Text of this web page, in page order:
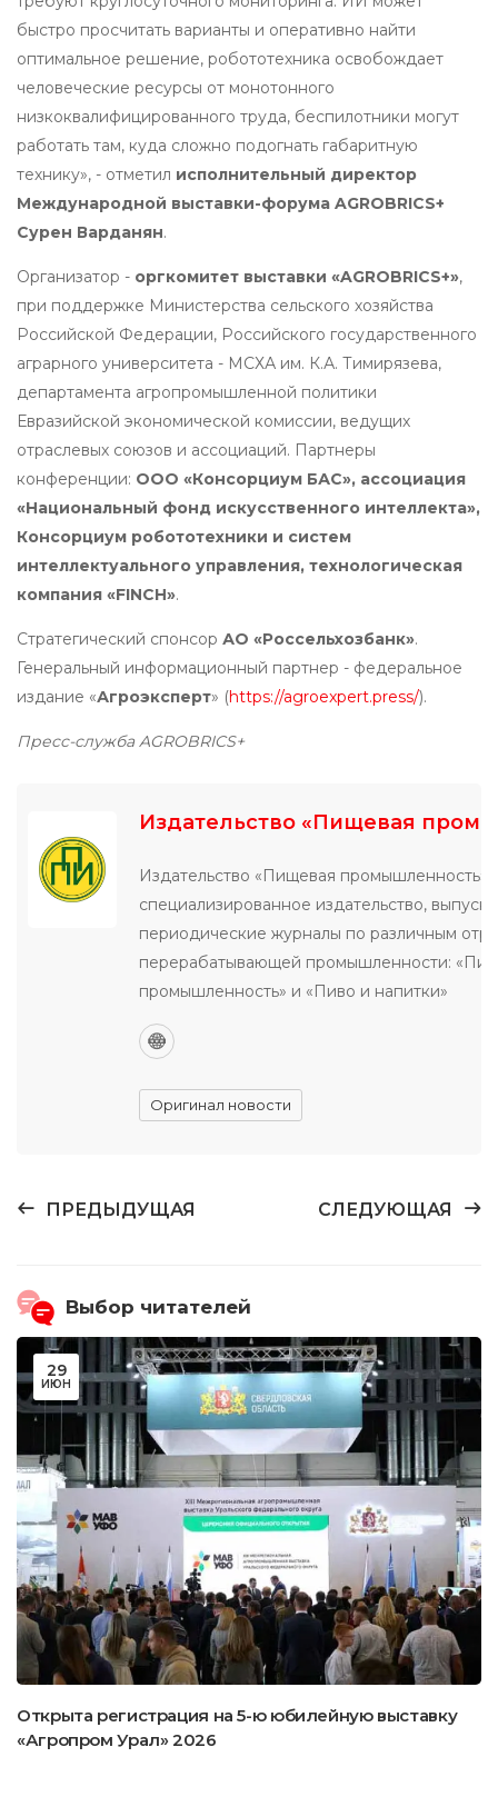
быстро просчитать варианты и оперативно найти
оптимальное решение, робототехника освобождает
человеческие ресурсы от монотонного
низкоквалифицированного труда, беспилотники могут
работать там, куда сложно подогнать габаритную
технику», - отметил исполнительный директор
Международной выставки-форума AGROBRICS+
Сурен Варданян.
Организатор - оргкомитет выставки «AGROBRICS+»,
при поддержке Министерства сельского хозяйства
Российской Федерации, Российского государственного
аграрного университета - МСХА им. К.А. Тимирязева,
департамента агропромышленной политики
Евразийской экономической комиссии, ведущих
отраслевых союзов и ассоциаций. Партнеры
конференции: ООО «Консорциум БАС», ассоциация
«Национальный фонд искусственного интеллекта»,
Консорциум робототехники и систем
интеллектуального управления, технологическая
компания «FINCH».
Стратегический спонсор АО «Россельхозбанк».
Генеральный информационный партнер - федеральное
издание «Агроэксперт» (https://agroexpert.press/).
Пресс-служба AGROBRICS+
Издательство «Пищевая
Издательство «Пищевая промышленность»
специализированное издательство,
периодические журналы по различным
перерабатывающей промышленности:
промышленность» и «Пиво и напитки»
Оригинал новости
ПРЕДЫДУЩАЯ СЛЕДУЮЩАЯ
Выбор читателей
29
ИЮН
Открыта регистрация на 5-ю юбилейную выставку
«Агропром Урал» 2026